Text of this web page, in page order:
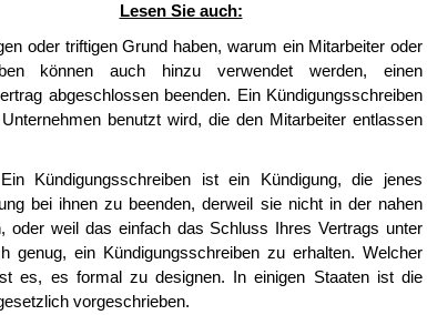
Lesen Sie auch:
oder triftigen Grund haben, warum ein Mitarbeiter oder
können auch hinzu verwendet werden, einen
abgeschlossen beenden. Ein Kündigungsschreiben
benutzt wird, die den Mitarbeiter entlassen
Kündigungsschreiben ist ein Kündigung, die jenes
bei ihnen zu beenden, derweil sie nicht in der nahen
oder weil das einfach das Schluss Ihres Vertrags unter
ein Kündigungsschreiben zu erhalten. Welcher
es, es formal zu designen. In einigen Staaten ist die
vorgeschrieben.